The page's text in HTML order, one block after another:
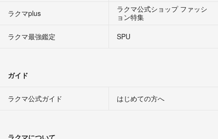
ラクマplus
ラクマ公式ショップ ファッシ
ョン特集
ラクマ最強鑑定
SPU
ガイド
ラクマ公式ガイド はじめての方へ